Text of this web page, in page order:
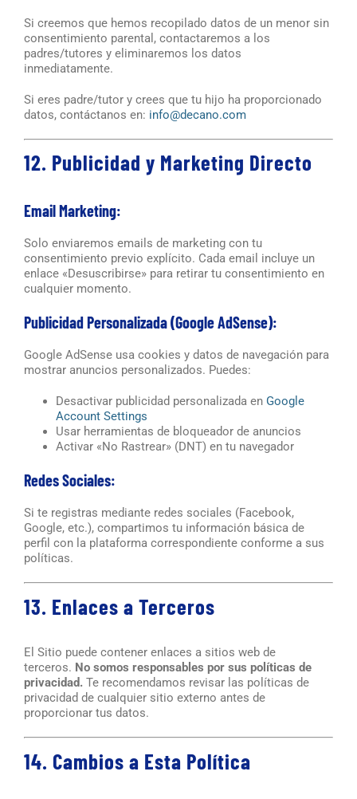
Si creemos que hemos recopilado datos de un menor sin
consentimiento parental, contactaremos a los
padres/tutores y eliminaremos los datos
inmediatamente.
Si eres padre/tutor y crees que tu hijo ha proporcionado
datos, contáctanos en: info@decano.com
12. Publicidad y Marketing Directo
Email Marketing:
Solo enviaremos emails de marketing con tu
consentimiento previo explícito. Cada email incluye un
enlace «Desuscribirse» para retirar tu consentimiento en
cualquier momento.
Publicidad Personalizada (Google AdSense):
Google AdSense usa cookies y datos de navegación para
mostrar anuncios personalizados. Puedes:
Desactivar publicidad personalizada en Google
Account Settings
Usar herramientas de bloqueador de anuncios
Activar «No Rastrear» (DNT) en tu navegador
Redes Sociales:
Si te registras mediante redes sociales (Facebook,
Google, etc.), compartimos tu información básica de
perfil con la plataforma correspondiente conforme a sus
políticas.
13. Enlaces a Terceros
El Sitio puede contener enlaces a sitios web de
terceros. No somos responsables por sus políticas de
privacidad. Te recomendamos revisar las políticas de
privacidad de cualquier sitio externo antes de
proporcionar tus datos.
14. Cambios a Esta Política